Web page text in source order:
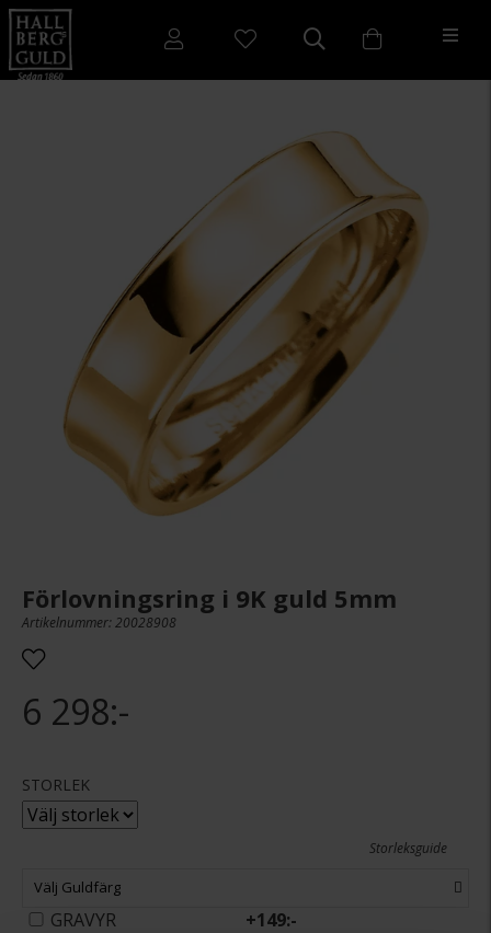
Förlovningsring i 9K guld 5mm
Artikelnummer: 20028908
6 298:-
STORLEK
Storleksguide
Välj Guldfärg
GRAVYR +149:-